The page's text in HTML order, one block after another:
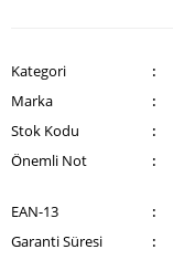
Kategori
Marka
Stok Kodu
Önemli Not
EAN-13
Garanti Süresi